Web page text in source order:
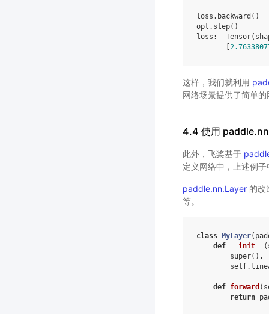
loss . backward ()
opt . step()
loss : Tensor(
这样，我们就利用
网络场景提供了简单
4.4 使用
此外，飞桨基于
定义网络中，上述例
paddle.nn.Layer 的改
等。
class MyLayer(
def
__init__ (
super() .
self.
def forward (
return